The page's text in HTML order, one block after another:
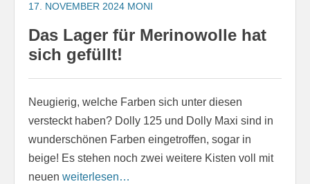
17. NOVEMBER 2024 MONI
Das Lager für Merinowolle hat
sich gefüllt!
Neugierig, welche Farben sich unter diesen
versteckt haben? Dolly 125 und Dolly Maxi sind in
wunderschönen Farben eingetroffen, sogar in
beige! Es stehen noch zwei weitere Kisten voll mit
neuen weiterlesen…